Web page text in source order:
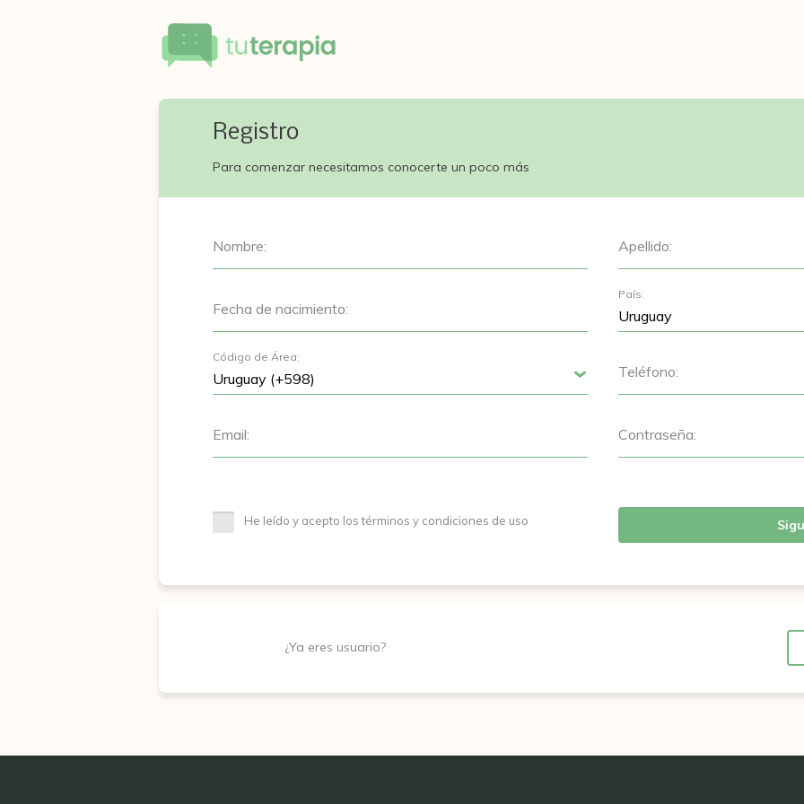
Registro
Para comenzar necesitamos conocerte un poco más
Nombre: Apellido:
Fecha de nacimiento:
País:
Código de Área:
Teléfono:
Email: Contraseña:
He leído y acepto los términos y condiciones de uso
¿Ya eres usuario?